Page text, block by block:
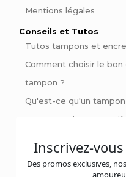
Mentions légales
Conseils et Tutos
Tutos tampons et
Comment choisir le
tampon ?
Qu'est-ce qu'un
Comment signer ses
avec style
Inscrivez-
Des promos exclusives,